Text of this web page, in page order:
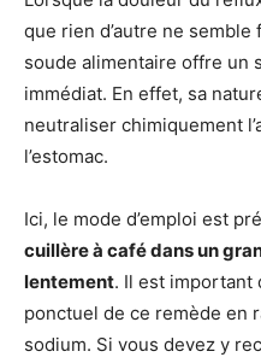
que rien d’autre ne
soude alimentaire offre un
immédiat. En effet, sa
neutraliser chimiquement
l’estomac.
Ici, le mode d’emploi est
cuillère à café dans un
lentement. Il est important
ponctuel de ce remède en
sodium. Si vous devez y